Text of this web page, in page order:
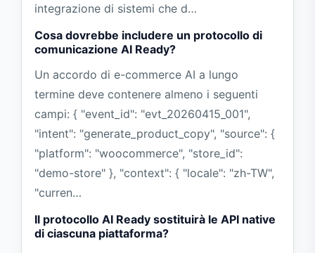
integrazione di sistemi che d…
Cosa dovrebbe includere un protocollo di
comunicazione AI Ready?
Un accordo di e-commerce AI a lungo
termine deve contenere almeno i seguenti
campi: { "event_id": "evt_20260415_001",
"intent": "generate_product_copy", "source": {
"platform": "woocommerce", "store_id":
"demo-store" }, "context": { "locale": "zh-TW",
"curren…
Il protocollo AI Ready sostituirà le API native
di ciascuna piattaforma?